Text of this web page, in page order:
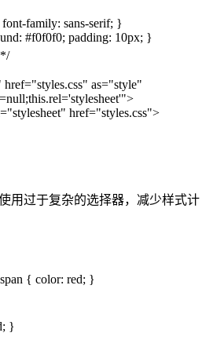
family: sans-serif; }
#f0f0f0; padding: 10px; }
as="style"
href="styles.css">
用过于复杂的选择器，减少样式计
{ color: red; }
}